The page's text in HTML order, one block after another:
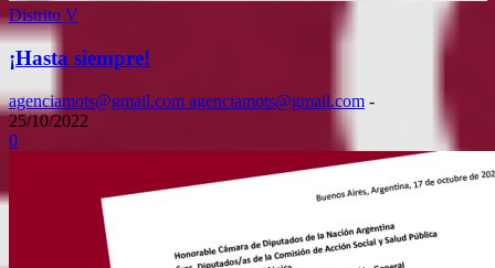
Distrito V
¡Hasta siempre!
agenciamots@gmail.com agenciamots@gmail.com -
25/10/2022
0